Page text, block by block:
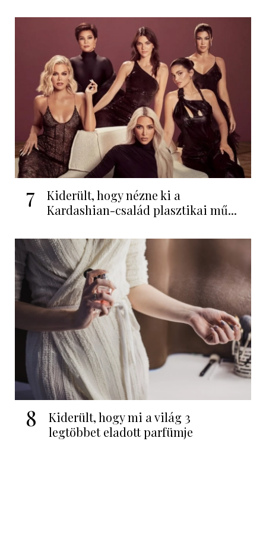
7
Kiderült, hogy nézne ki a
Kardashian-család plasztikai mű...
8
Kiderült, hogy mi a világ 3
legtöbbet eladott parfümje